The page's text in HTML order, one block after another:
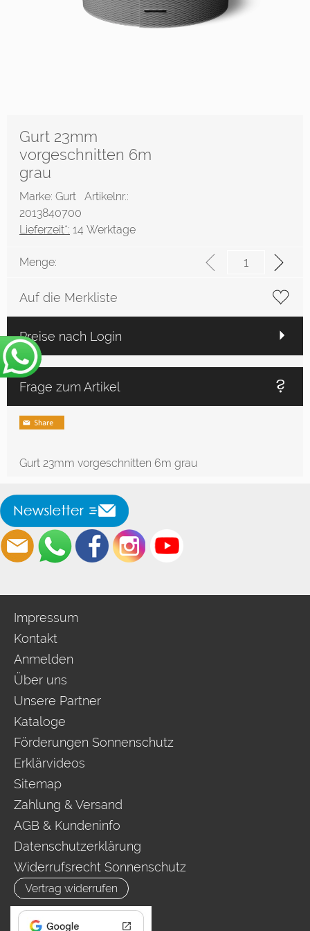
Gurt 23mm
vorgeschnitten 6m
grau
Marke: Gurt Artikelnr.:
2013840700
Lieferzeit*: 14 Werktage
Menge:
Auf die Merkliste
Preise nach Login
Frage zum Artikel
Gurt 23mm vorgeschnitten 6m grau
Impressum
Kontakt
Anmelden
Über uns
Unsere Partner
Kataloge
Förderungen Sonnenschutz
Erklärvideos
Sitemap
Zahlung & Versand
AGB & Kundeninfo
Datenschutzerklärung
Widerrufsrecht Sonnenschutz
Vertrag widerrufen